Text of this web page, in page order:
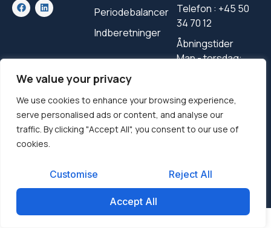
We value your privacy
We use cookies to enhance your browsing experience,
serve personalised ads or content, and analyse our
traffic. By clicking "Accept All", you consent to our use of
cookies.
Customise Reject All
Accept All
Periodebalancer
Indberetninger
Telefon : +45 50
34 70 12
Åbningstider
Man - torsdag:
15.00